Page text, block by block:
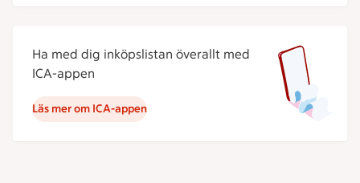
Ha med dig inköpslistan överallt med
ICA-appen
Läs mer om ICA-appen